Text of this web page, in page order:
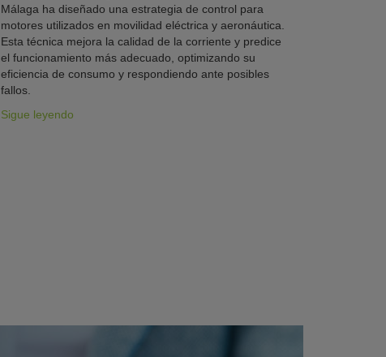
Málaga ha diseñado una estrategia de control para
motores utilizados en movilidad eléctrica y aeronáutica.
Esta técnica mejora la calidad de la corriente y predice
el funcionamiento más adecuado, optimizando su
eficiencia de consumo y respondiendo ante posibles
fallos.
Sigue leyendo